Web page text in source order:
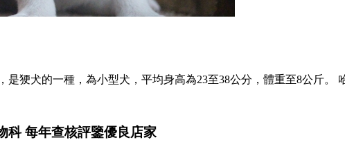
是㹴犬的一種，為小型犬，平均身高為23至38公分，體重至8公斤。
科 每年查核評鑒優良店家